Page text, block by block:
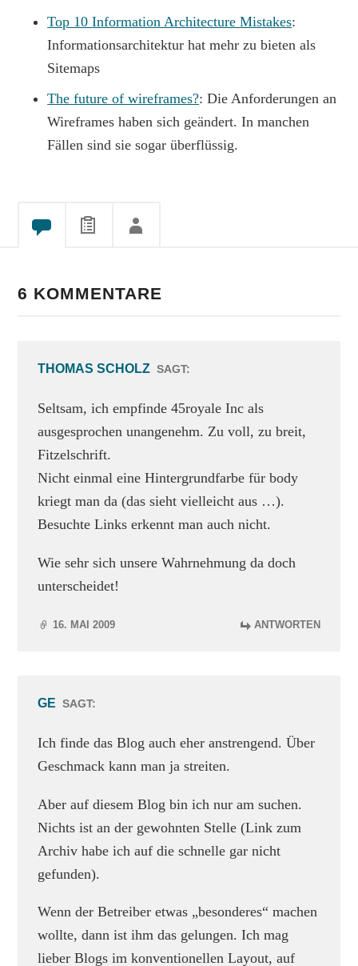
Top 10 Information Architecture Mistakes:
Informationsarchitektur hat mehr zu bieten als
Sitemaps
The future of wireframes?: Die Anforderungen an
Wireframes haben sich geändert. In manchen
Fällen sind sie sogar überflüssig.
6 KOMMENTARE
THOMAS SCHOLZ SAGT:
Seltsam, ich empfinde 45royale Inc als
ausgesprochen unangenehm. Zu voll, zu breit,
Fitzelschrift.
Nicht einmal eine Hintergrundfarbe für body
kriegt man da (das sieht vielleicht aus …).
Besuchte Links erkennt man auch nicht.
Wie sehr sich unsere Wahrnehmung da doch
unterscheidet!
16. MAI 2009 ANTWORTEN
GE SAGT:
Ich finde das Blog auch eher anstrengend. Über
Geschmack kann man ja streiten.
Aber auf diesem Blog bin ich nur am suchen.
Nichts ist an der gewohnten Stelle (Link zum
Archiv habe ich auf die schnelle gar nicht
gefunden).
Wenn der Betreiber etwas „besonderes“ machen
wollte, dann ist ihm das gelungen. Ich mag
lieber Blogs im konventionellen Layout, auf